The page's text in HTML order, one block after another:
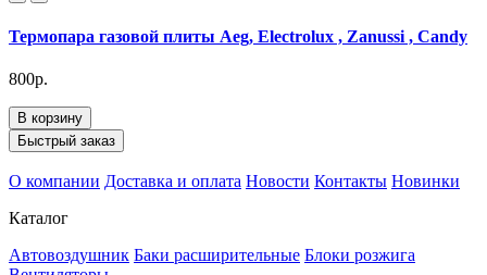
Термопара газовой плиты Aeg, Electrolux , Zanussi , Candy
800р.
В корзину
Быстрый заказ
О компании Доставка и оплата Новости Контакты Новинки
Каталог
Автовоздушник Баки расширительные Блоки розжига